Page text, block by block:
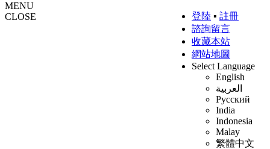
登陸 ▪ 註冊
諮詢留言
收藏本站
網站地圖
Select Language
English
العربية
Русский
India
Indonesia
Malay
繁體中文
MENU
CLOSE